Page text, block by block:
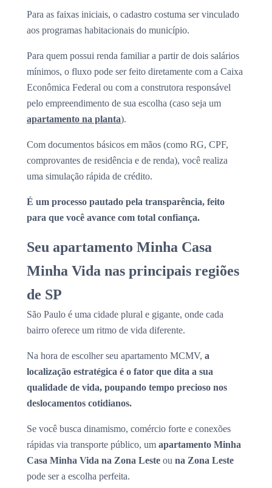
Para as faixas iniciais, o cadastro costuma ser vinculado
aos programas habitacionais do município.
Para quem possui renda familiar a partir de dois salários
mínimos, o fluxo pode ser feito diretamente com a Caixa
Econômica Federal ou com a construtora responsável
pelo empreendimento de sua escolha (caso seja um
apartamento na planta).
Com documentos básicos em mãos (como RG, CPF,
comprovantes de residência e de renda), você realiza
uma simulação rápida de crédito.
É um processo pautado pela transparência, feito
para que você avance com total confiança.
Seu apartamento Minha Casa
Minha Vida nas principais regiões
de SP
São Paulo é uma cidade plural e gigante, onde cada
bairro oferece um ritmo de vida diferente.
Na hora de escolher seu apartamento MCMV, a
localização estratégica é o fator que dita a sua
qualidade de vida, poupando tempo precioso nos
deslocamentos cotidianos.
Se você busca dinamismo, comércio forte e conexões
rápidas via transporte público, um apartamento Minha
Casa Minha Vida na Zona Leste ou na Zona Leste
pode ser a escolha perfeita.